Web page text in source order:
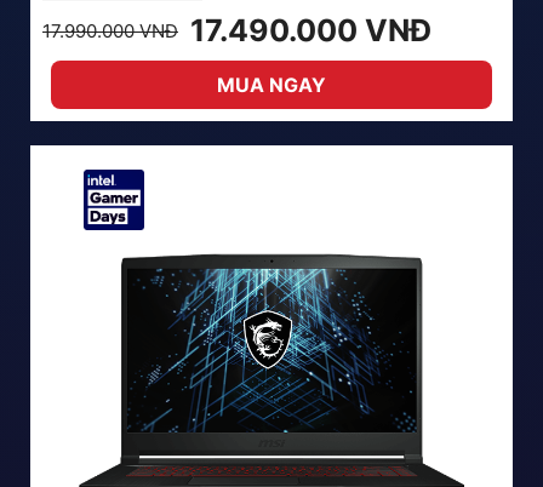
17.990.000 VNĐ 17.490.000 VNĐ
MUA NGAY